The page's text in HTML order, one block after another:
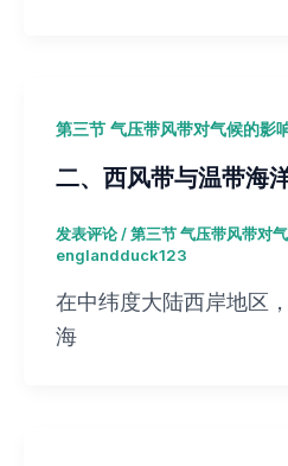
第三节 气压带风带对气候的影
二、西风带与温带海
发表评论/第三节 气压带风带对
englandduck123
在中纬度大陆西岸地区
海